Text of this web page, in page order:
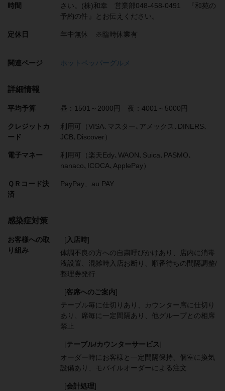
時間
さい。(株)和幸 営業部048-458-0491 『和苑の
予約の件』とお伝えください。
定休日 年中無休 ※臨時休業有
関連ページ ホットペッパーグルメ
詳細情報
平均予算 昼：1501～2000円 夜：4001～5000円
クレジットカ
ード
利用可（VISA､マスター､アメックス､DINERS､
JCB､Discover）
電子マネー
利用可（楽天Edy､WAON､Suica､PASMO､
nanaco､ICOCA､ApplePay）
ＱＲコード決
済
PayPay、au PAY
感染症対策
お客様への取
り組み
[入店時]
体調不良の方への自粛呼びかけあり
店内に消毒
液設置
混雑時入店お断り
順番待ちの間隔調整/
整理券発行
[客席へのご案内]
テーブル毎に仕切りあり
カウンター席に仕切り
あり
席毎に一定間隔あり
他グループとの相席
禁止
[テーブル/カウンターサービス]
オーダー時にお客様と一定間隔保持
個室に換気
設備あり
モバイルオーダーによる注文
[会計処理]